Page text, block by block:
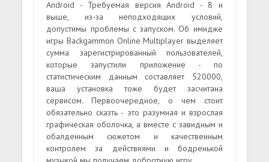
Android - Требуемая версия Android - 8 и
выше, из-за неподходящих условий,
допустимы проблемы с запуском. Об имидже
игры Backgammon Online Multiplayer выделяет
сумма зарегистрированный пользователей,
которые запустили приложение - по
статистическим данным составляет 520000,
ваша установка тоже будет засчитана
сервисом. Первоочередное, о чем стоит
обязательно сказть - это разумная и взрослая
графическая оболочка, а вместе с завидным и
обалденным сюжетом и качественным
контролем за действиями и бодренькой